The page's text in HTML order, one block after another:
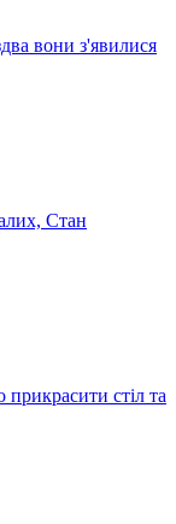
вони з'явилися
Стан
прикрасити стіл та